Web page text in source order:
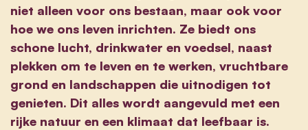
niet alleen voor ons bestaan, maar ook voor
hoe we ons leven inrichten. Ze biedt ons
schone lucht, drinkwater en voedsel, naast
plekken om te leven en te werken, vruchtbare
grond en landschappen die uitnodigen tot
genieten. Dit alles wordt aangevuld met een
rijke natuur en een klimaat dat leefbaar is.